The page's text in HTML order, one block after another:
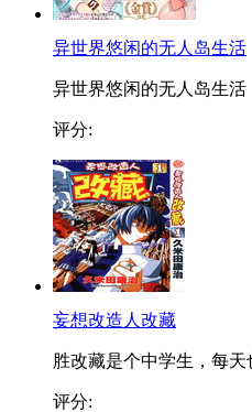
异世界悠闲的无人岛生活
异世界悠闲的无人岛生活
评分:
妄想改造人改藏
胜改藏是个中学生，每
评分: